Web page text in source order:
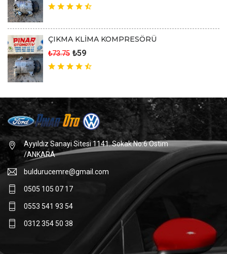
ÇIKMA KLİMA KOMPRESÖRÜ
₺73.75 ₺59
Ayyıldız Sanayi Sitesi 1141. Sokak No:6 Ostim
/ANKARA
buldurucemre@gmail.com
0505 105 07 17
0553 541 93 54
0312 354 50 38